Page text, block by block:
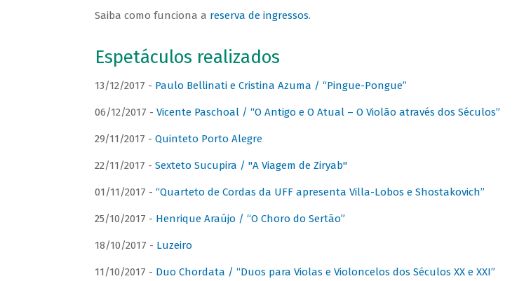
Saiba como funciona a reserva de ingressos.
Espetáculos realizados
13/12/2017 - Paulo Bellinati e Cristina Azuma / “Pingue-Pongue”
06/12/2017 - Vicente Paschoal / “O Antigo e O Atual – O Violão através dos Séculos”
29/11/2017 - Quinteto Porto Alegre
22/11/2017 - Sexteto Sucupira / "A Viagem de Ziryab"
01/11/2017 - “Quarteto de Cordas da UFF apresenta Villa-Lobos e Shostakovich”
25/10/2017 - Henrique Araújo / “O Choro do Sertão”
18/10/2017 - Luzeiro
11/10/2017 - Duo Chordata / “Duos para Violas e Violoncelos dos Séculos XX e XXI”